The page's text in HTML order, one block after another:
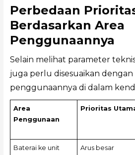
Perbedaan
Berdasarkan Area
Penggunaannya
Selain melihat parameter
juga perlu disesuaikan dengan
penggunaannya di dalam
Area
Penggunaan
Prioritas
Baterai ke unit
Arus besar